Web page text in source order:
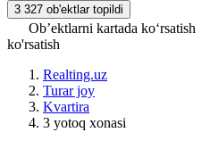
Ob’ektlarni kartada ko‘rsatish
ko'rsatish
Realting.uz
Turar joy
Kvartira
3 yotoq xonasi